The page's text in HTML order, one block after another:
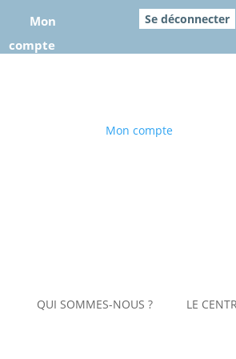
Mon
compte
Se déconnecter
Mon compte
QUI SOMMES-NOUS ? LE